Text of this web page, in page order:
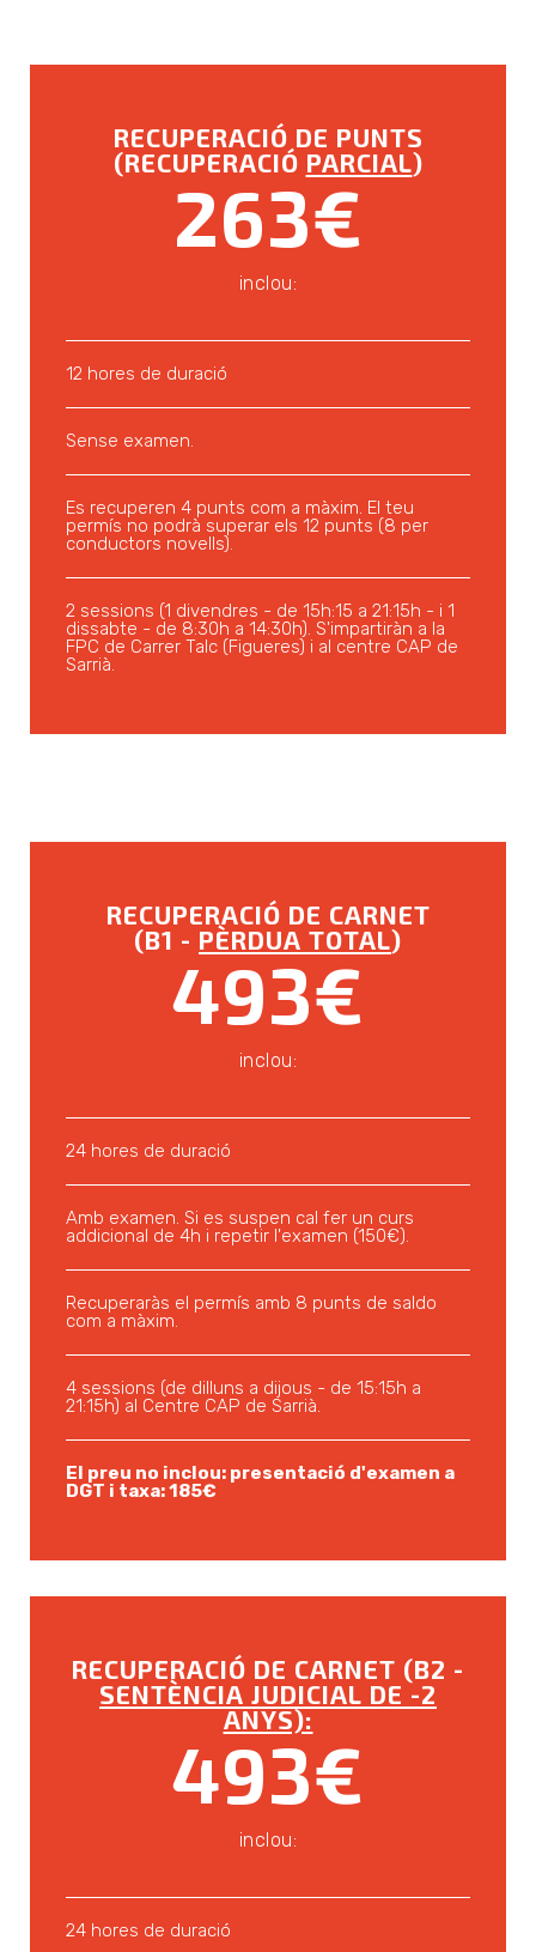
RECUPERACIÓ DE PUNTS
(RECUPERACIÓ PARCIAL)
263€
inclou:
12 hores de duració
Sense examen.
Es recuperen 4 punts com a màxim. El teu
permís no podrà superar els 12 punts (8 per
conductors novells).
2 sessions (1 divendres - de 15h:15 a 21:15h - i 1
dissabte - de 8:30h a 14:30h). S'impartiràn a la
FPC de Carrer Talc (Figueres) i al centre CAP de
Sarrià.
RECUPERACIÓ DE CARNET
(B1 - PÈRDUA TOTAL)
493€
inclou:
24 hores de duració
Amb examen. Si es suspen cal fer un curs
addicional de 4h i repetir l'examen (150€).
Recuperaràs el permís amb 8 punts de saldo
com a màxim.
4 sessions (de dilluns a dijous - de 15:15h a
21:15h) al Centre CAP de Sarrià.
El preu no inclou: presentació d'examen a
DGT i taxa: 185€
RECUPERACIÓ DE CARNET (B2 -
SENTÈNCIA JUDICIAL DE -2
ANYS):
493€
inclou:
24 hores de duració